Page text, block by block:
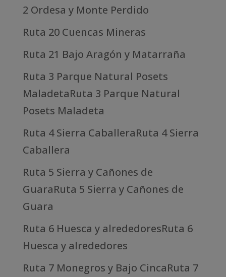
2 Ordesa y Monte Perdido
Ruta 20 Cuencas Mineras
Ruta 21 Bajo Aragón y Matarraña
Ruta 3 Parque Natural Posets
MaladetaRuta 3 Parque Natural
Posets Maladeta
Ruta 4 Sierra CaballeraRuta 4 Sierra
Caballera
Ruta 5 Sierra y Cañones de
GuaraRuta 5 Sierra y Cañones de
Guara
Ruta 6 Huesca y alrededoresRuta 6
Huesca y alrededores
Ruta 7 Monegros y Bajo CincaRuta 7